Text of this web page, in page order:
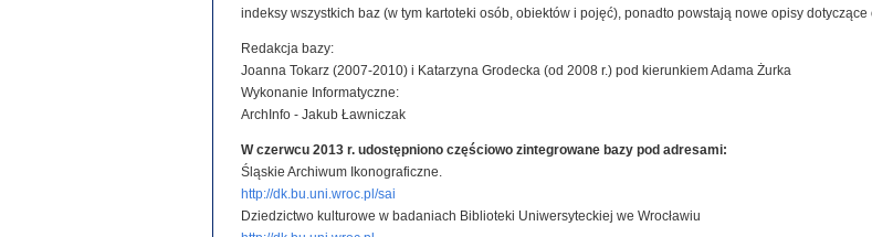
indeksy wszystkich baz (w tym kartoteki osób, obiektów i pojęć), ponadto powstają nowe opisy
Redakcja bazy:
Joanna Tokarz (2007-2010) i Katarzyna Grodecka (od 2008 r.) pod kierunkiem Adama Żurka
Wykonanie Informatyczne:
ArchInfo - Jakub Ławniczak
W czerwcu 2013 r. udostępniono częściowo zintegrowane bazy pod adresami:
Śląskie Archiwum Ikonograficzne.
http://dk.bu.uni.wroc.pl/sai
Dziedzictwo kulturowe w badaniach Biblioteki Uniwersyteckiej we Wrocławiu